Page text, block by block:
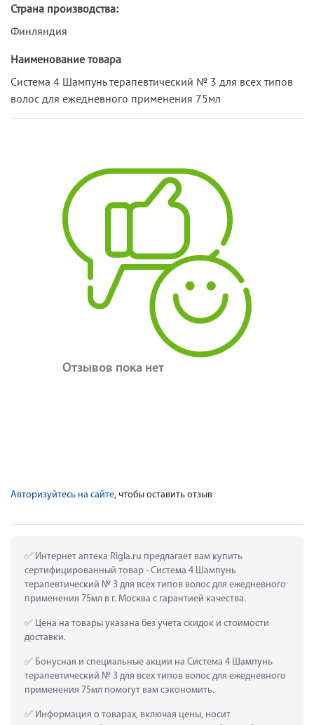
Страна производства:
Финляндия
Наименование товара
Система 4 Шампунь терапевтический № 3 для всех типов
волос для ежедневного применения 75мл
Отзывов пока нет
Авторизуйтесь на сайте, чтобы оставить отзыв
Интернет аптека Rigla.ru предлагает вам купить
сертифицированный товар - Система 4 Шампунь
терапевтический № 3 для всех типов волос для ежедневного
применения 75мл в г. Москва с гарантией качества.
Цена на товары указана без учета скидок и стоимости
доставки.
Бонусная и специальные акции на Система 4 Шампунь
терапевтический № 3 для всех типов волос для ежедневного
применения 75мл помогут вам сэкономить.
Информация о товарах, включая цены, носит